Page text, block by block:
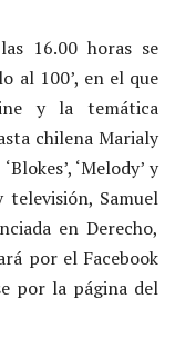
16.00 horas se
al 100’, en el que
y la temática
chilena Marialy
‘Melody’ y
televisión, Samuel
en Derecho,
por el Facebook
por la página del